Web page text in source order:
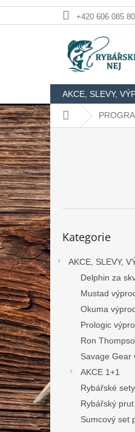
+420 606 085
AKCE, SLEVY,
Domů
P
o
s
t
r
a
n
n
í
p
a
n
e
l
kategorie
Kategorie
AKCE, SLEVY,
Delphin za
Mustad
Okuma
Prologic
Ron
Savage Gear
AKCE 1+1
Rybářské sety
Rybářský
Sumcový set